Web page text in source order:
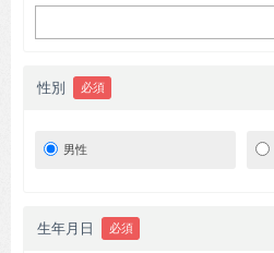
性別 必須
男性
生年月日 必須